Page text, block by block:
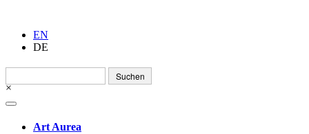
EN
DE
Suchen
nach:
×
Art Aurea